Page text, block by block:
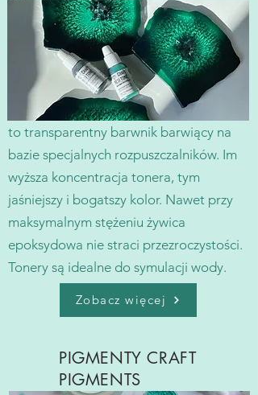
to transparentny barwnik barwiący na
bazie specjalnych rozpuszczalników. Im
wyższa koncentracja tonera, tym
jaśniejszy i bogatszy kolor. Nawet przy
maksymalnym stężeniu żywica
epoksydowa nie straci przezroczystości.
Tonery są idealne do symulacji wody.
Zobacz więcej
PIGMENTY CRAFT
PIGMENTS